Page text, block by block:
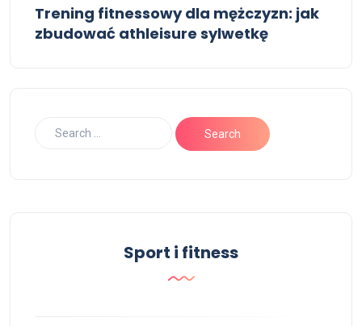
Trening fitnessowy dla mężczyzn: jak
zbudować athleisure sylwetkę
Sport i fitness